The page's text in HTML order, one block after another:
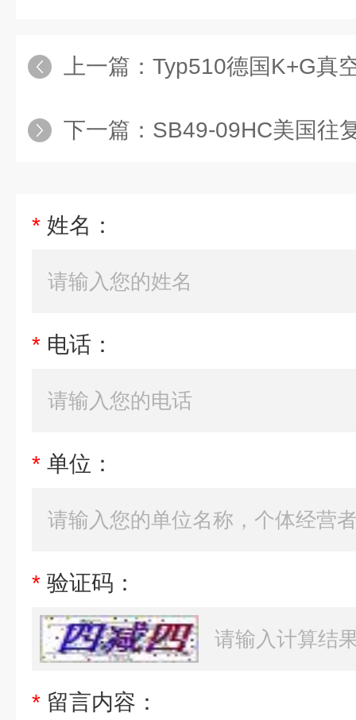
上一篇： Typ510德国K+G真
下一篇： SB49-09HC美国往复
* 姓名：
* 电话：
* 单位：
* 验证码：
* 留言内容：